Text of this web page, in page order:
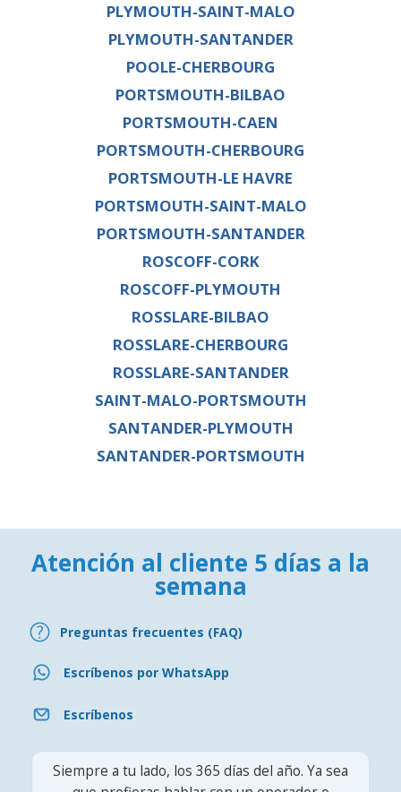
PLYMOUTH-SAINT-MALO
PLYMOUTH-SANTANDER
POOLE-CHERBOURG
PORTSMOUTH-BILBAO
PORTSMOUTH-CAEN
PORTSMOUTH-CHERBOURG
PORTSMOUTH-LE HAVRE
PORTSMOUTH-SAINT-MALO
PORTSMOUTH-SANTANDER
ROSCOFF-CORK
ROSCOFF-PLYMOUTH
ROSSLARE-BILBAO
ROSSLARE-CHERBOURG
ROSSLARE-SANTANDER
SAINT-MALO-PORTSMOUTH
SANTANDER-PLYMOUTH
SANTANDER-PORTSMOUTH
Atención al cliente 5 días a la
semana
Preguntas frecuentes (FAQ)
Escríbenos por WhatsApp
Escríbenos
Siempre a tu lado, los 365 días del año. Ya sea